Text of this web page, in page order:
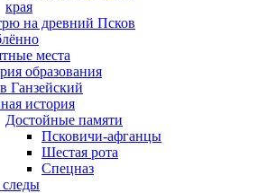
края
на древний Псков
места
образования
Ганзейский
история
Достойные памяти
Псковичи-афганцы
Шестая рота
Спецназ